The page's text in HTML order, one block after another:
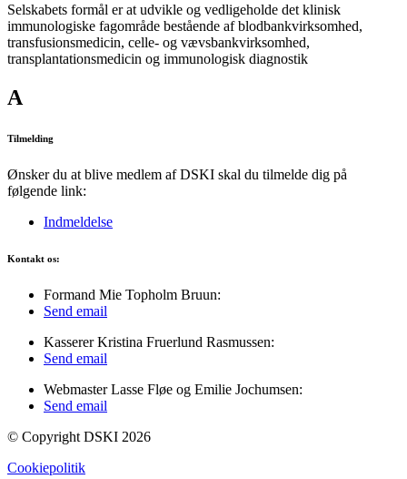
Selskabets formål er at udvikle og vedligeholde det klinisk
immunologiske fagområde bestående af blodbankvirksomhed,
transfusionsmedicin, celle- og vævsbankvirksomhed,
transplantationsmedicin og immunologisk diagnostik
A
Tilmelding
Ønsker du at blive medlem af DSKI skal du tilmelde dig på
følgende link:
Indmeldelse
Kontakt os:
Formand Mie Topholm Bruun:
Send email
Kasserer Kristina Fruerlund Rasmussen:
Send email
Webmaster Lasse Fløe og Emilie Jochumsen:
Send email
© Copyright DSKI 2026
Cookiepolitik